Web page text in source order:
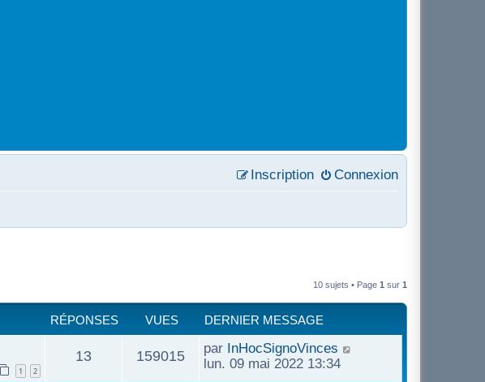
Connexion
Inscription
10 sujets • Page 1 sur 1
RÉPONSES VUES DERNIER MESSAGE
1 2
13 159015 par InHocSignoVinces
lun. 09 mai 2022 13:34